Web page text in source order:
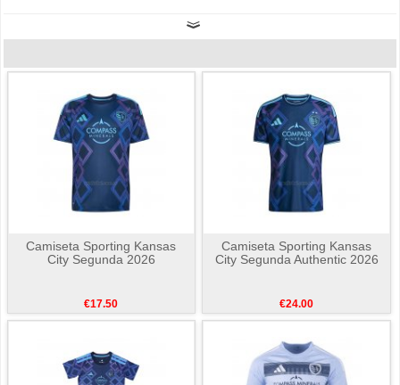
Camiseta Sporting Kansas
City Segunda 2026
€17.50
Camiseta Sporting Kansas
City Segunda Authentic 2026
€24.00